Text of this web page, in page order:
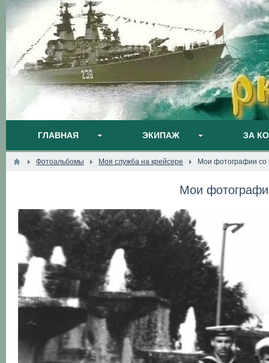
ГЛАВНАЯ ЭКИПАЖ ЗА
Фотоальбомы Моя служба на крейсере Мои фотографии со
Мои